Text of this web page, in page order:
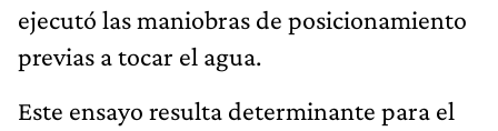
ejecutó las maniobras de posicionamiento
previas a tocar el agua.
Este ensayo resulta determinante para el